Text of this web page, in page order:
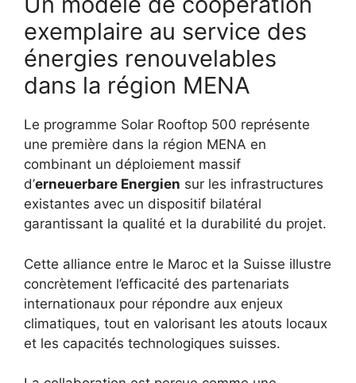
exemplaire au service des
énergies renouvelables
dans la région MENA
Le programme Solar Rooftop 500 représente
une première dans la région MENA en
combinant un déploiement massif
d’erneuerbare Energien sur les infrastructures
existantes avec un dispositif bilatéral
garantissant la qualité et la durabilité du projet.
Cette alliance entre le Maroc et la Suisse illustre
concrètement l’efficacité des partenariats
internationaux pour répondre aux enjeux
climatiques, tout en valorisant les atouts locaux
et les capacités technologiques suisses.